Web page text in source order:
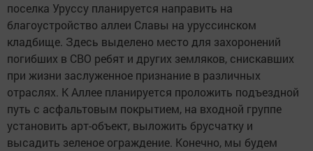
поселка Уруссу планируется направить на
благоустройство аллеи Славы на уруссинском
кладбище. Здесь выделено место для захоронений
погибших в СВО ребят и других земляков, снискавших
при жизни заслуженное признание в различных
отраслях. К Аллее планируется проложить подъездной
путь с асфальтовым покрытием, на входной группе
установить арт-объект, выложить брусчатку и
высадить зеленое ограждение. Конечно, мы будем